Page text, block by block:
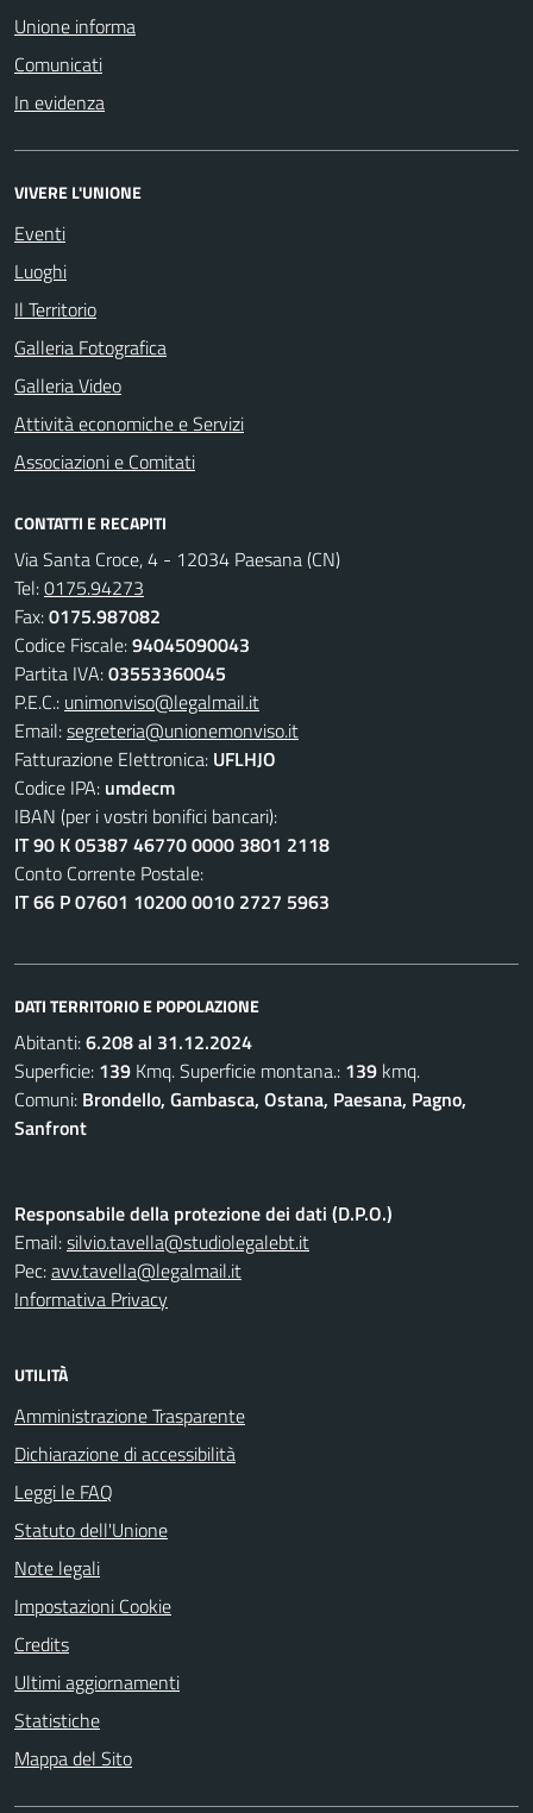
Unione informa
Comunicati
In evidenza
VIVERE L'UNIONE
Eventi
Luoghi
Il Territorio
Galleria Fotografica
Galleria Video
Attività economiche e Servizi
Associazioni e Comitati
CONTATTI E RECAPITI
Via Santa Croce, 4 - 12034 Paesana (CN)
Tel:0175.94273
Fax:0175.987082
Codice Fiscale:94045090043
Partita IVA:03553360045
P.E.C.: unimonviso@legalmail.it
Email:segreteria@unionemonviso.it
Fatturazione Elettronica: UFLHJO
Codice IPA: umdecm
IBAN (per i vostri bonifici bancari):
IT 90 K 05387 46770 0000 3801 2118
Conto Corrente Postale:
IT 66 P 07601 10200 0010 2727 5963
DATI TERRITORIO E POPOLAZIONE
Abitanti:6.208 al 31.12.2024
Superficie: 139 Kmq. Superficie montana.: 139 kmq.
Comuni: Brondello, Gambasca, Ostana, Paesana, Pagno,
Sanfront
Responsabile della protezione dei dati (D.P.O.)
Email:silvio.tavella@studiolegalebt.it
Pec:avv.tavella@legalmail.it
Informativa Privacy
UTILITÀ
Amministrazione Trasparente
Dichiarazione di accessibilità
Leggi le FAQ
Statuto dell'Unione
Note legali
Impostazioni Cookie
Credits
Ultimi aggiornamenti
Statistiche
Mappa del Sito